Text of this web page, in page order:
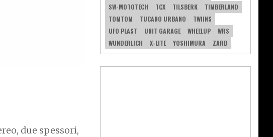
due spessori,
SW-MOTOTECH
TCX TILSBERK
TIMBERLAND
TOMTOM
TUCANO URBANO
TWIINS
UFO PLAST
UNIT GARAGE WHEELUP
WRS
WUNDERLICH
X-LITE YOSHIMURA ZARD